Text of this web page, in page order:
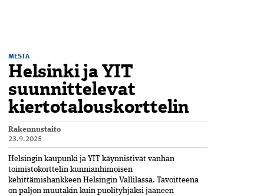
MESTA
Helsinki ja YIT
suunnittelevat
kiertotalouskorttelin
Rakennustaito
23.9.2025
Helsingin kaupunki ja YIT käynnistivät vanhan
toimistokorttelin kunnianhimoisen
kehittämishankkeen Helsingin Vallilassa. Tavoitteena
on paljon muutakin kuin puolityhjäksi jääneen